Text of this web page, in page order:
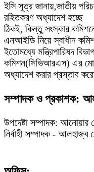
ইসি সূত্র জানায়,জাতীয়
রহিতকরণ অধ্যাদেশ হচ্ছে
ঠিকই, কিন্তু সংস্কার
এনআইডি নিয়ে স্বাধীন
ইতোমধ্যে মন্ত্রিপারিষদ
কমিশন(সিভিআরএস) এর
অধ্যাদেশ করার প্রস্তাব
সম্পাদক ও প্রকাশক:
উপদেষ্টা সম্পাদক: আনোয়ার
নির্বাহী সম্পাদক -